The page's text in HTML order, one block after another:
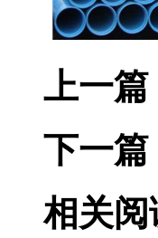
上一篇
下一篇
相关阅